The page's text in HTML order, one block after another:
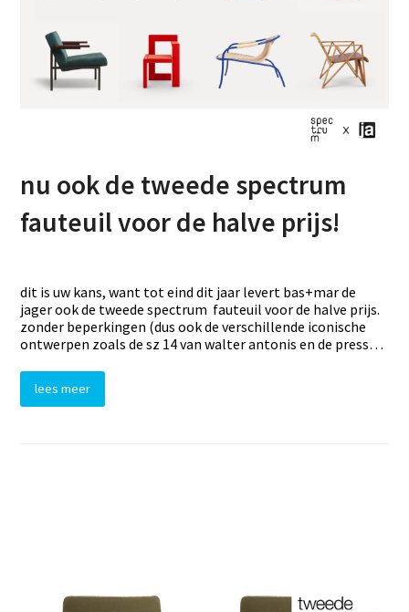
nu ook de tweede spectrum
fauteuil voor de halve prijs!
dit is uw kans, want tot eind dit jaar levert bas+mar de
jager ook de tweede spectrum fauteuil voor de halve prijs.
zonder beperkingen (dus ook de verschillende iconische
ontwerpen zoals de sz 14 van walter antonis en de press…
lees meer